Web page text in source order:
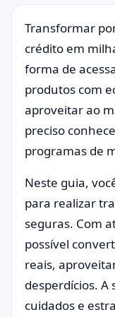
Transformar
crédito em
forma de
produtos com
aproveitar ao
preciso
programas de
Neste guia,
para realizar
seguras. Com
possível
reais,
desperdícios. A
cuidados e